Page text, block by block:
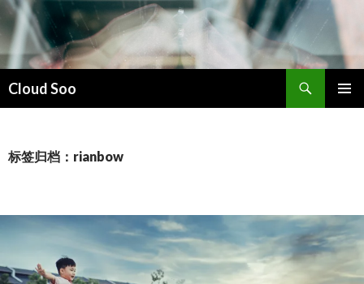
Cloud Soo
索
文
标签归档：rianbow